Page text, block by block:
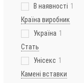
В наявності 1
Країна виробник
Україна 1
Стать
Унісекс 1
Камені вставки